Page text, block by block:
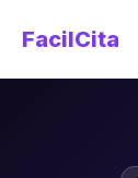
FacilCita